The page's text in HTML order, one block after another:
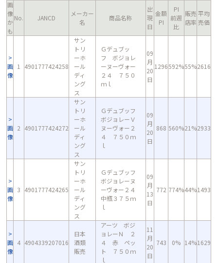
画
像
か
も
No. JANCD
メーカー
名
商品名称
出
現
日
金額
PI
PI
前週
比
販売
店率
平均
売価
画
像
1 4901777424258
サン
トリ
ーホ
ール
ディ
ング
ス
Ｇデュブッ
フ ボジョレ
ーヌーヴォー
２４ ７５０
ｍｌ
09
月
20
日
1296592%55%2616
画
像
2 4901777424272
サン
トリ
ーホ
ール
ディ
ング
ス
Ｇデュブッフ
ボジョレーＶ
ヌーヴォー２
４ ７５０ｍ
ｌ
09
月
20
日
868 560%21%2933
画
像
3 4901777424265
サン
トリ
ーホ
ール
ディ
ング
ス
Ｇデュブッフ
ボジョレーヌ
ーヴォー２４
中瓶３７５ｍ
ｌ
09
月
13
日
772 774%44%1493
画
像
4 4904339207016
日本
酒類
販売
アーツ ボジ
ョレーＮ ２
４ 赤 ペッ
ト ７５０ｍ
ｌ
11
月
20
日
743 0% 14%1629